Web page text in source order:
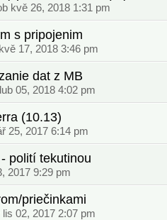
kvě 26, 2018 1:31 pm
s pripojenim
17, 2018 3:46 pm
dat z MB
05, 2018 4:02 pm
(10.13)
25, 2017 6:14 pm
polití tekutinou
2017 9:29 pm
priečinkami
02, 2017 2:07 pm